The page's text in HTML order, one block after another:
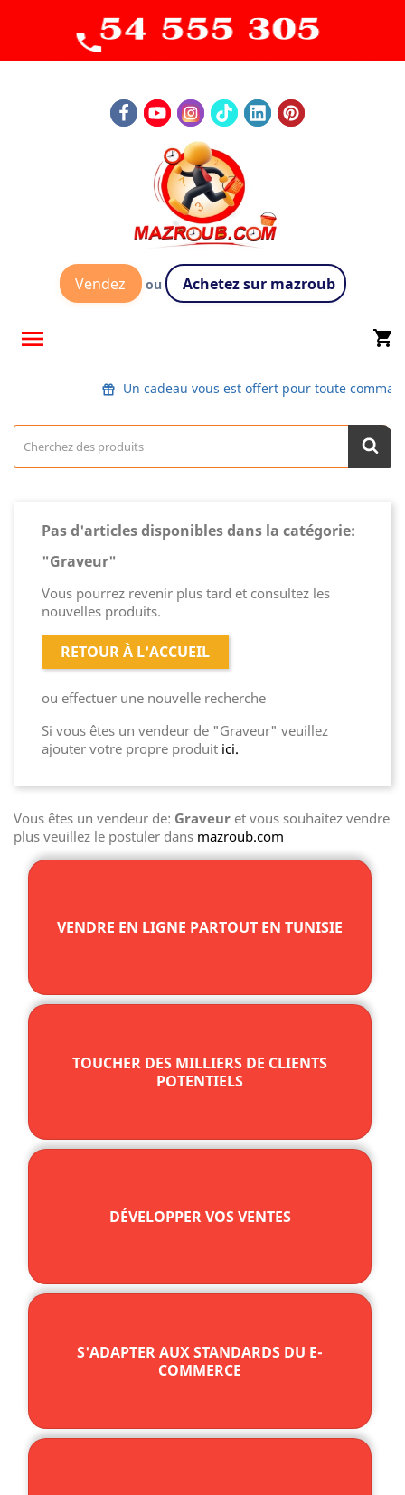
Vendez ou Achetez sur mazroub
 shopping_cart
Un cadeau vous est offert pour toute
Pas d'articles disponibles dans la catégorie:
"Graveur"
Vous pourrez revenir plus tard et consultez les
nouvelles produits.
RETOUR À L'ACCUEIL
ou effectuer une nouvelle recherche
Si vous êtes un vendeur de "Graveur" veuillez
ajouter votre propre produit ici.
Vous êtes un vendeur de: Graveur et vous souhaitez vendre
plus veuillez le postuler dans mazroub.com
VENDRE EN LIGNE PARTOUT EN TUNISIE
TOUCHER DES MILLIERS DE CLIENTS
POTENTIELS
DÉVELOPPER VOS VENTES
S'ADAPTER AUX STANDARDS DU E-
COMMERCE